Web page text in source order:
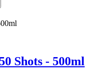
Shots - 500ml